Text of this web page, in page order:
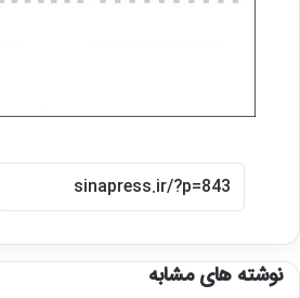
نوشته های مشابه